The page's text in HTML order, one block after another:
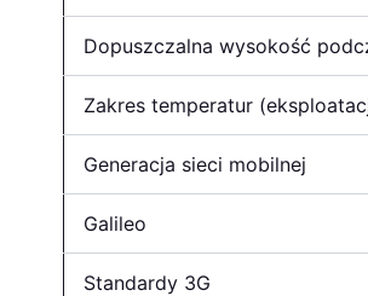
Dopuszczalna wysokość
Zakres temperatur
Generacja sieci mobilnej
Galileo
Standardy 3G